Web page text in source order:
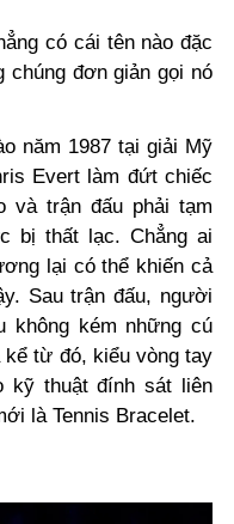
có cái tên nào đặc
chúng đơn giản gọi nó
năm 1987 tại giải Mỹ
Evert làm đứt chiếc
và trận đấu phải tạm
bị thất lạc. Chẳng ai
lại có thể khiến cả
Sau trận đấu, người
không kém những cú
kể từ đó, kiểu vòng tay
kỹ thuật đính sát liên
là Tennis Bracelet.